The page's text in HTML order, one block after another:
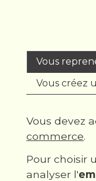
Vous
Vous créez
Vous devez
commerce.
Pour choisir
analyser l'